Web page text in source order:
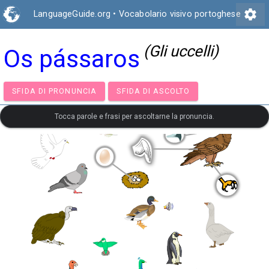
LanguageGuide.org • Vocabolario visivo portoghese settings
Os pássaros (Gli uccelli)
SFIDA DI PRONUNCIA SFIDA DI ASCOLTO
Tocca parole e frasi per ascoltarne la pronuncia.